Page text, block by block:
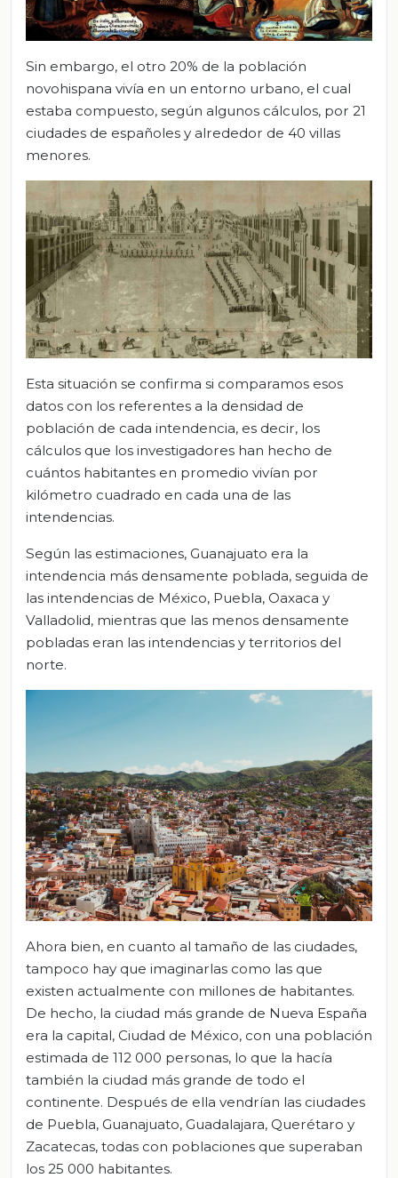
Sin embargo, el otro 20% de la población
novohispana vivía en un entorno urbano, el cual
estaba compuesto, según algunos cálculos, por 21
ciudades de españoles y alrededor de 40 villas
menores.
Esta situación se confirma si comparamos esos
datos con los referentes a la densidad de
población de cada intendencia, es decir, los
cálculos que los investigadores han hecho de
cuántos habitantes en promedio vivían por
kilómetro cuadrado en cada una de las
intendencias.
Según las estimaciones, Guanajuato era la
intendencia más densamente poblada, seguida de
las intendencias de México, Puebla, Oaxaca y
Valladolid, mientras que las menos densamente
pobladas eran las intendencias y territorios del
norte.
Ahora bien, en cuanto al tamaño de las ciudades,
tampoco hay que imaginarlas como las que
existen actualmente con millones de habitantes.
De hecho, la ciudad más grande de Nueva España
era la capital, Ciudad de México, con una población
estimada de 112 000 personas, lo que la hacía
también la ciudad más grande de todo el
continente. Después de ella vendrían las ciudades
de Puebla, Guanajuato, Guadalajara, Querétaro y
Zacatecas, todas con poblaciones que superaban
los 25 000 habitantes.